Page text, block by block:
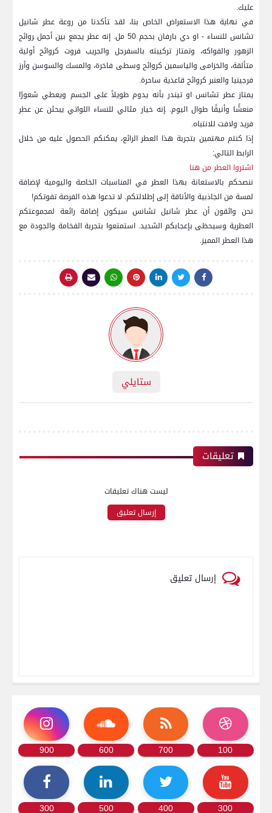
عليك.
في نهاية هذا الاستعراض الخاص ⁤بنا،​ لقد ‍تأكدنا من روعة عطر شانيل
تشانس للنساء⁢ -‌ او دي بارفان بحجم 50 مل. إنه عطر يجمع بين أجمل ‍روائح
الزهور والفواكه، وتمتاز تركيبته بالسفرجل والجريب فروت ⁣كروائح أولية
متألقة، والخزامى والياسمين كروائح وسطى فاخرة، والمسك والسوسن وأرز
فرجينيا والعنبر كروائح قاعدية ساحرة.
يمتاز عطر تشانس او تيندر بأنه يدوم طويلاً على الجسم ويعطي شعورًا
منعشًا وأنيقًا طوال اليوم. ‍إنه خيار مثالي للنساء‌ اللواتي يبحثن عن⁢ عطر
فريد⁣ ولافت للانتباه.
إذا كنتم مهتمين بتجربة هذا العطر الرائع، يمكنكم الحصول عليه من خلال
الرابط​ التالي:
اشتروا العطر من هنا
ننصحكم بالاستعانة بهذا العطر في المناسبات الخاصة واليومية لإضافة
لمسة من الجاذبية والأناقة إلى إطلالتكم. لا تدعوا هذه الفرصة ​تفوتكم!
نحن واثقون أن عطر شانيل تشانس​ سيكون إضافة رائعة لمجموعتكم
العطرية ‍وسيحظى بإعجابكم ⁣الشديد. استمتعوا بتجربة الفخامة ‍والجودة مع
هذا العطر​ المميز.
ستايلي
تعليقات
ليست هناك تعليقات
إرسال تعليق
إرسال تعليق
100
700
600
900
300
400
500
300